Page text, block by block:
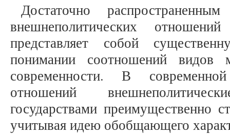
Достаточно
внешнеполитических
представляет собой
понимании соотношений видов
современности. В
отношений
государствами преимущественно
учитывая идею обобщающего